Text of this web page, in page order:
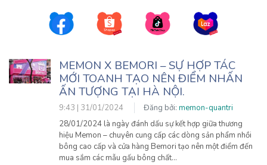
MEMON X BEMORI – SỰ HỢP TÁC
MỚI TOANH TẠO NÊN ĐIỂM NHẤN
ẤN TƯỢNG TẠI HÀ NỘI.
9:43 | 31/01/2024 Đăng bởi: memon-quantri
28/01/2024 là ngày đánh dấu sự kết hợp giữa thương
hiệu Memon – chuyên cung cấp các dòng sản phẩm nhồi
bông cao cấp và cửa hàng Bemori tạo nên một điểm đến
mua sắm các mẫu gấu bông chất…